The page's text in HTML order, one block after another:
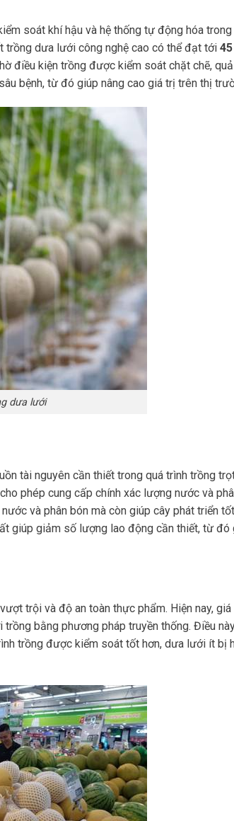
soát khí hậu và hệ thống tự động hóa trong
trồng dưa lưới công nghệ cao có thể đạt tới
điều kiện trồng được kiểm soát chặt chẽ,
bệnh, từ đó giúp nâng cao giá trị trên thị
dưa lưới
tài nguyên cần thiết trong quá trình trồng
phép cung cấp chính xác lượng nước và
và phân bón mà còn giúp cây phát triển
giúp giảm số lượng lao động cần thiết, từ đó
trội và độ an toàn thực phẩm. Hiện nay,
bằng phương pháp truyền thống. Điều
trồng được kiểm soát tốt hơn, dưa lưới ít bị